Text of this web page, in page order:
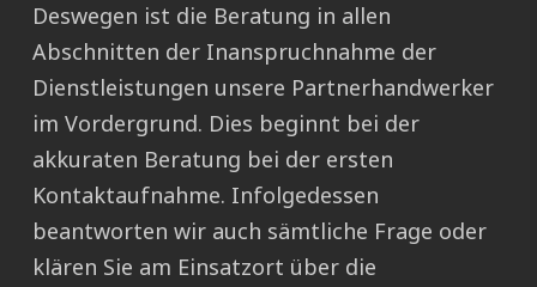
Deswegen ist die Beratung in allen
Abschnitten der Inanspruchnahme der
Dienstleistungen unsere Partnerhandwerker
im Vordergrund. Dies beginnt bei der
akkuraten Beratung bei der ersten
Kontaktaufnahme. Infolgedessen
beantworten wir auch sämtliche Frage oder
klären Sie am Einsatzort über die